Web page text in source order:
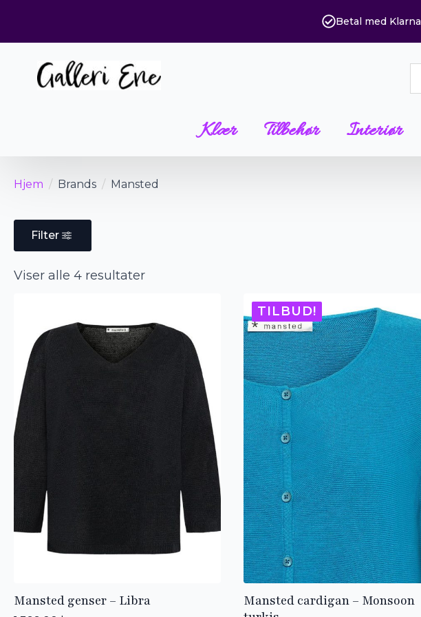
Betal med Klarna
Klær Tilbehør Interiør
Hjem Brands Mansted
Filter
Viser alle 4 resultaterSortert
Mansted genser – Libra
TILBUD!
Mansted cardigan – Monsoon